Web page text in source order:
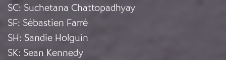
SC: Suchetana Chattopadhyay
SF: Sébastien Farré
SH: Sandie Holguín
SK: Sean Kennedy